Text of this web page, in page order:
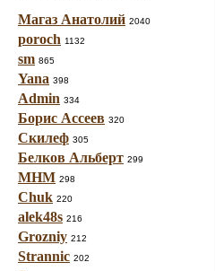
Магаз Анатолий 2040
poroch 1132
sm 865
Yana 398
Admin 334
Борис Ассеев 320
Скилеф 305
Белков Альберт 299
МНМ 298
Chuk 220
alek48s 216
Grozniy 212
Strannic 202